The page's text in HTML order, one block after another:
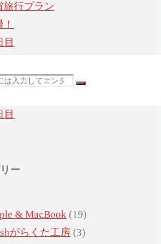
旅行プラン
目
シンスケ展かもしれない」へ
目
ー
& MacBook (19)
がらくた工房 (3)